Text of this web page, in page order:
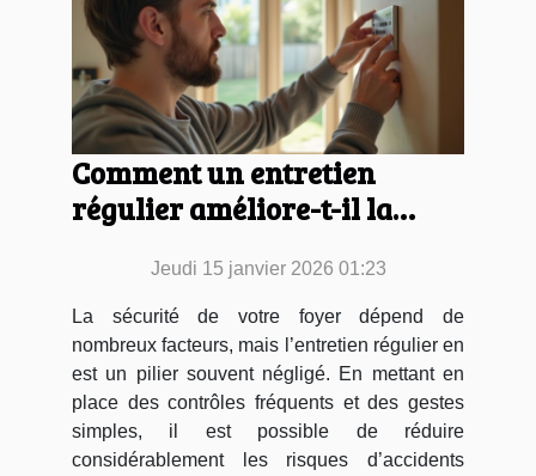
Comment un entretien
régulier améliore-t-il la
Jeudi 15 janvier 2026 01:23
La sécurité de votre foyer dépend de
nombreux facteurs, mais l’entretien régulier en
est un pilier souvent négligé. En mettant en
place des contrôles fréquents et des gestes
simples, il est possible de réduire
considérablement les risques d’accidents